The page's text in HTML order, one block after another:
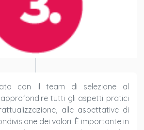
con il team di selezione al
tutti gli aspetti pratici
alle aspettative di
dei valori. È importante in